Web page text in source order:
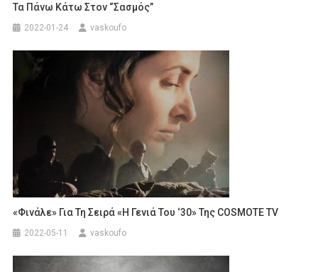
Τα Πάνω Κάτω Στον “Σασμός”
2022-01-24 vaskoufo
«Φινάλε» Για Τη Σειρά «Η Γενιά Του ‘30» Της COSMOTE TV
2022-05-11 vaskoufo